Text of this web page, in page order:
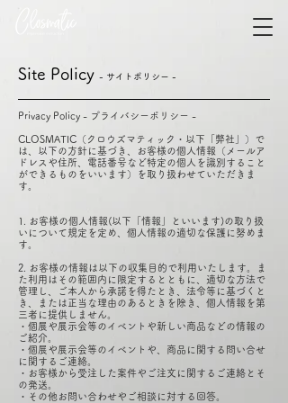
Site Policy - サイトポリシー -
Privacy Policy - プライバシーポリシー -
CLOSMATIC（クロウズマティック・以下「弊社」）で
は、以下の方針に基づき、お客様の個人情報（メールア
ドレスや住所、電話番号など特定の個人を識別すること
ができるものをいいます）を取り扱わせていただきま
す。
1. お客様の個人情報(以下「情報」といいます)の取り扱
いについて規定を定め、個人情報の適切な保護に努めま
す。
2. お客様の情報は以下の収集目的で利用いたします。ま
た利用はその範囲内に限定するとともに、適切な方法で
管理し、ご本人から承諾を得たとき、法令等に基づくと
き、または正当な理由のあるときを除き、個人情報を第
三者に提供しません。
・個展や展示会等のイベントや新しい商品などの情報の
ご紹介。
・個展や展示会等のイベントや、商品に関する問い合せ
に関するご連絡。
・お客様から受注した案件やご注文に関するご連絡とそ
の発送。
・その他お問い合わせやご相談に対する回答。